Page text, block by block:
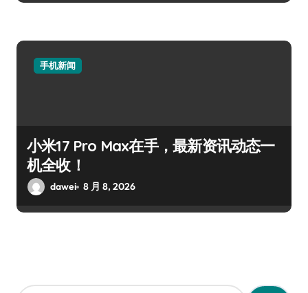
手机新闻
小米17 Pro Max在手，最新资讯动态一
机全收！
dawei 8 月 8, 2026